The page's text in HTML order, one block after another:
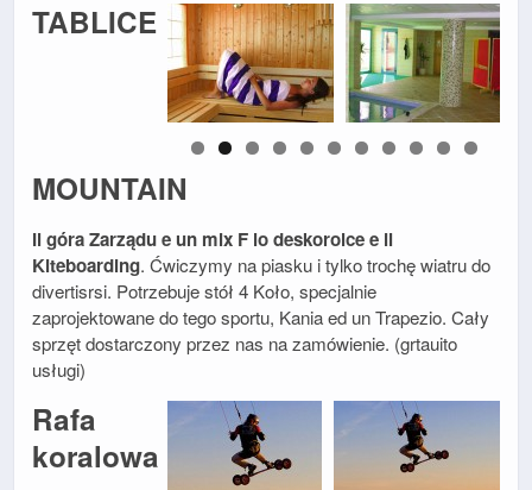
TABLICE
MOUNTAIN
Il góra Zarządu e un mix F lo deskorolce e il
Kiteboarding. Ćwiczymy na piasku i tylko trochę wiatru do
divertisrsi. Potrzebuje stół 4 Koło, specjalnie
zaprojektowane do tego sportu, Kania ed un Trapezio. Cały
sprzęt dostarczony przez nas na zamówienie. (grtauito
usługi)
Rafa
koralowa